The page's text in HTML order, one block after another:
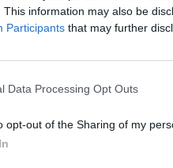
This information may also be
Participants that may further
Data Processing Opt Outs
opt-out of the Sharing of my
en las camisetas
por el colectivo
durante varias
MICOF. Después, se